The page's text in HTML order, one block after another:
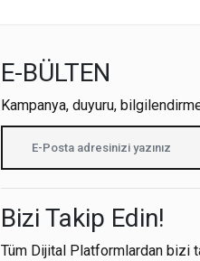
E-BÜLTEN
Kampanya, duyuru,
Bizi Takip Edin!
Tüm Dijital Platformlardan bizi